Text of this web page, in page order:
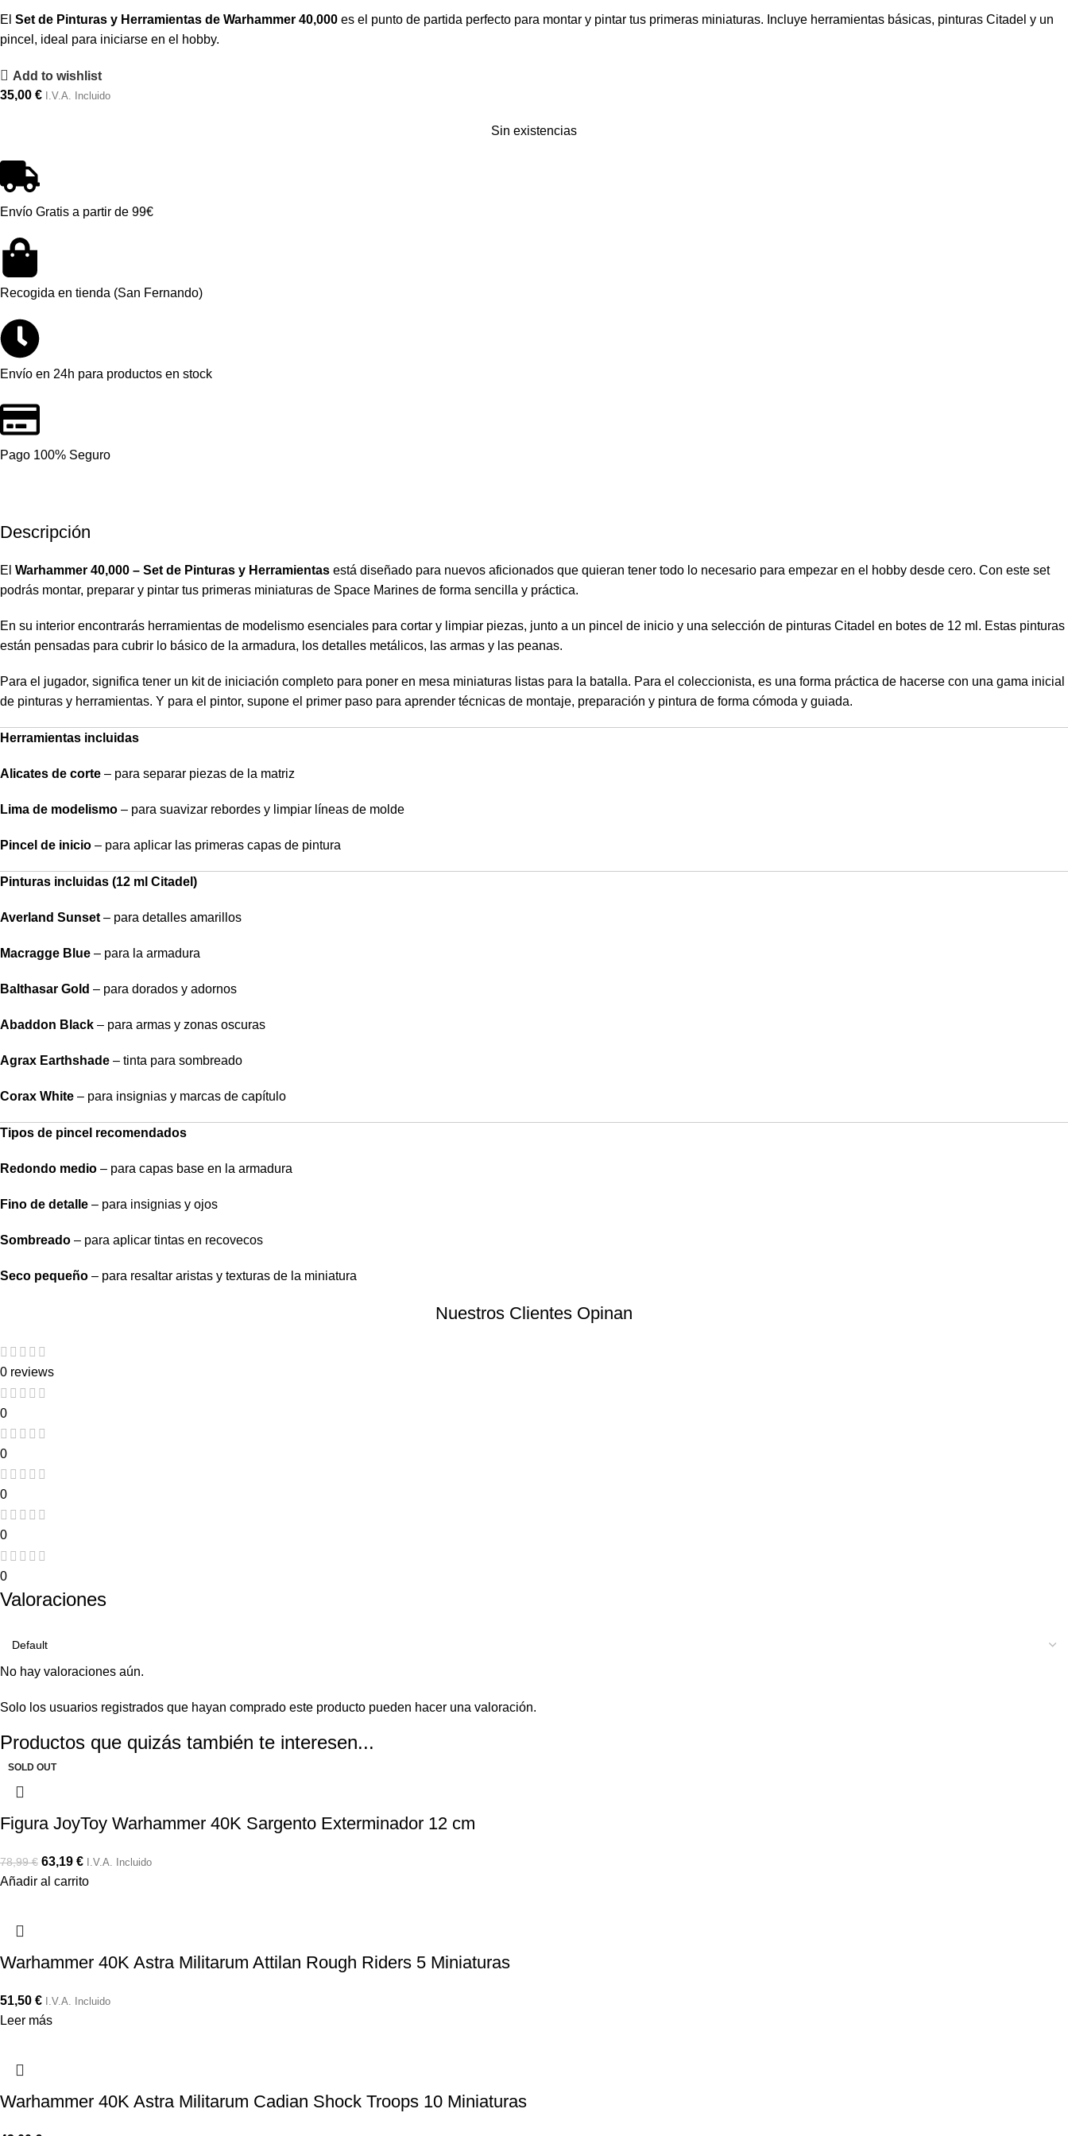
El Set de Pinturas y Herramientas de Warhammer 40,000 es el punto de partida perfecto para montar y pintar tus primeras miniaturas. Incluye herramientas básicas, pinturas Citadel y un
pincel, ideal para iniciarse en el hobby.
Add to wishlist
35,00 € I.V.A. Incluido
Sin existencias
Envío Gratis a partir de 99€
Recogida en tienda (San Fernando)
Envío en 24h para productos en stock
Pago 100% Seguro
Descripción
El Warhammer 40,000 – Set de Pinturas y Herramientas está diseñado para nuevos aficionados que quieran tener todo lo necesario para empezar en el hobby desde cero. Con este set
podrás montar, preparar y pintar tus primeras miniaturas de Space Marines de forma sencilla y práctica.
En su interior encontrarás herramientas de modelismo esenciales para cortar y limpiar piezas, junto a un pincel de inicio y una selección de pinturas Citadel en botes de 12 ml. Estas pinturas
están pensadas para cubrir lo básico de la armadura, los detalles metálicos, las armas y las peanas.
Para el jugador, significa tener un kit de iniciación completo para poner en mesa miniaturas listas para la batalla. Para el coleccionista, es una forma práctica de hacerse con una gama inicial
de pinturas y herramientas. Y para el pintor, supone el primer paso para aprender técnicas de montaje, preparación y pintura de forma cómoda y guiada.
Herramientas incluidas
Alicates de corte – para separar piezas de la matriz
Lima de modelismo – para suavizar rebordes y limpiar líneas de molde
Pincel de inicio – para aplicar las primeras capas de pintura
Pinturas incluidas (12 ml Citadel)
Averland Sunset – para detalles amarillos
Macragge Blue – para la armadura
Balthasar Gold – para dorados y adornos
Abaddon Black – para armas y zonas oscuras
Agrax Earthshade – tinta para sombreado
Corax White – para insignias y marcas de capítulo
Tipos de pincel recomendados
Redondo medio – para capas base en la armadura
Fino de detalle – para insignias y ojos
Sombreado – para aplicar tintas en recovecos
Seco pequeño – para resaltar aristas y texturas de la miniatura
Nuestros Clientes Opinan
0 reviews
0
0
0
0
0
Valoraciones
No hay valoraciones aún.
Solo los usuarios registrados que hayan comprado este producto pueden hacer una valoración.
Productos que quizás también te interesen...
-20%
Figura JoyToy Warhammer 40K Sargento Exterminador 12 cm
78,99€ 63,19 € I.V.A. Incluido
Añadir al carrito
SOLD OUT
Warhammer 40K Astra Militarum Attilan Rough Riders 5 Miniaturas
51,50 € I.V.A. Incluido
Leer más
Warhammer 40K Astra Militarum Cadian Shock Troops 10 Miniaturas
SOLD OUT
SOLD OUT